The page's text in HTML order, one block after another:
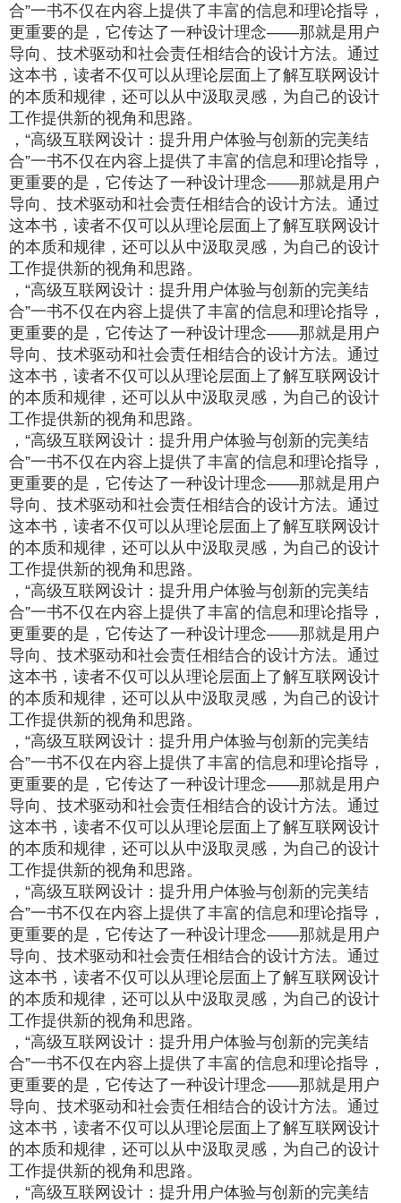
合”一书不仅在内容上提供了丰富的信息和理论指导，
更重要的是，它传达了一种设计理念——那就是用户
导向、技术驱动和社会责任相结合的设计方法。通过
这本书，读者不仅可以从理论层面上了解互联网设计
的本质和规律，还可以从中汲取灵感，为自己的设计
工作提供新的视角和思路。
，“高级互联网设计：提升用户体验与创新的完美结
合”一书不仅在内容上提供了丰富的信息和理论指导，
更重要的是，它传达了一种设计理念——那就是用户
导向、技术驱动和社会责任相结合的设计方法。通过
这本书，读者不仅可以从理论层面上了解互联网设计
的本质和规律，还可以从中汲取灵感，为自己的设计
工作提供新的视角和思路。
，“高级互联网设计：提升用户体验与创新的完美结
合”一书不仅在内容上提供了丰富的信息和理论指导，
更重要的是，它传达了一种设计理念——那就是用户
导向、技术驱动和社会责任相结合的设计方法。通过
这本书，读者不仅可以从理论层面上了解互联网设计
的本质和规律，还可以从中汲取灵感，为自己的设计
工作提供新的视角和思路。
，“高级互联网设计：提升用户体验与创新的完美结
合”一书不仅在内容上提供了丰富的信息和理论指导，
更重要的是，它传达了一种设计理念——那就是用户
导向、技术驱动和社会责任相结合的设计方法。通过
这本书，读者不仅可以从理论层面上了解互联网设计
的本质和规律，还可以从中汲取灵感，为自己的设计
工作提供新的视角和思路。
，“高级互联网设计：提升用户体验与创新的完美结
合”一书不仅在内容上提供了丰富的信息和理论指导，
更重要的是，它传达了一种设计理念——那就是用户
导向、技术驱动和社会责任相结合的设计方法。通过
这本书，读者不仅可以从理论层面上了解互联网设计
的本质和规律，还可以从中汲取灵感，为自己的设计
工作提供新的视角和思路。
，“高级互联网设计：提升用户体验与创新的完美结
合”一书不仅在内容上提供了丰富的信息和理论指导，
更重要的是，它传达了一种设计理念——那就是用户
导向、技术驱动和社会责任相结合的设计方法。通过
这本书，读者不仅可以从理论层面上了解互联网设计
的本质和规律，还可以从中汲取灵感，为自己的设计
工作提供新的视角和思路。
，“高级互联网设计：提升用户体验与创新的完美结
合”一书不仅在内容上提供了丰富的信息和理论指导，
更重要的是，它传达了一种设计理念——那就是用户
导向、技术驱动和社会责任相结合的设计方法。通过
这本书，读者不仅可以从理论层面上了解互联网设计
的本质和规律，还可以从中汲取灵感，为自己的设计
工作提供新的视角和思路。
，“高级互联网设计：提升用户体验与创新的完美结
合”一书不仅在内容上提供了丰富的信息和理论指导，
更重要的是，它传达了一种设计理念——那就是用户
导向、技术驱动和社会责任相结合的设计方法。通过
这本书，读者不仅可以从理论层面上了解互联网设计
的本质和规律，还可以从中汲取灵感，为自己的设计
工作提供新的视角和思路。
，“高级互联网设计：提升用户体验与创新的完美结